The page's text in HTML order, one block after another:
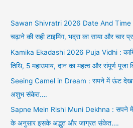
Sawan Shivratri 2026 Date And Time :
चढ़ाने की सही टाइमिंग, भद्रा का साया और चार
Kamika Ekadashi 2026 Puja Vidhi :
तिथि, 5 महाउपाय, दान का महत्व और संपूर्ण पूजा
Seeing Camel in Dream : सपने में ऊंट
अशुभ संकेत….
Sapne Mein Rishi Muni Dekhna : सपने में
के अनुसार इसके अद्भुत और जाग्रत संकेत….